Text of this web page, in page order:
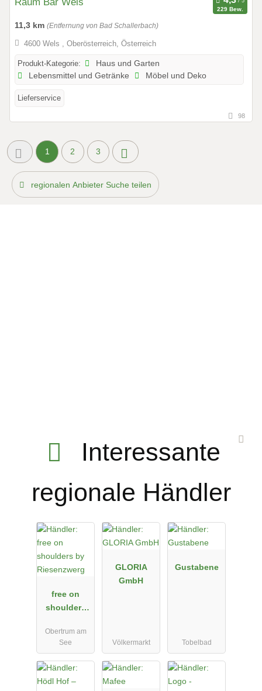
229 Bew.
11,3 km (Entfernung von Bad Schallerbach)
4600 Wels , Oberösterreich, Österreich
Produkt-Kategorie:
Haus und Garten
Lebensmittel und Getränke
Möbel und Deko
Lieferservice
98
1 2 3
regionalen Anbieter Suche teilen
Interessante
regionale Händler
free on
shoulders
Riesenzwerg
Obertrum am
See
GLORIA
GmbH
Völkermarkt
Gustabene
Tobelbad